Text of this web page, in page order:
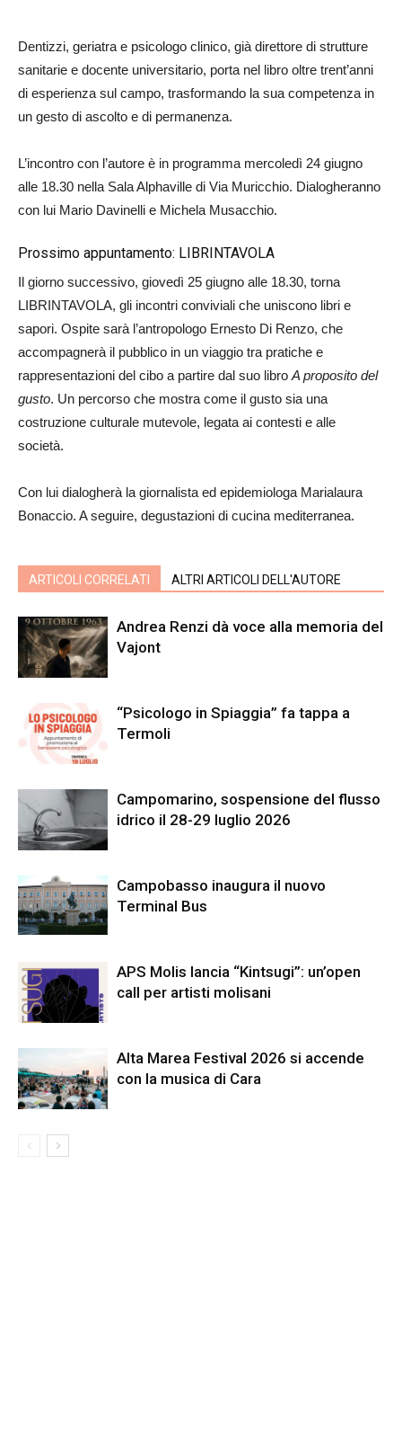
Dentizzi, geriatra e psicologo clinico, già direttore di strutture
sanitarie e docente universitario, porta nel libro oltre trent’anni
di esperienza sul campo, trasformando la sua competenza in
un gesto di ascolto e di permanenza.
L’incontro con l’autore è in programma mercoledì 24 giugno
alle 18.30 nella Sala Alphaville di Via Muricchio. Dialogheranno
con lui Mario Davinelli e Michela Musacchio.
Prossimo appuntamento: LIBRINTAVOLA
Il giorno successivo, giovedì 25 giugno alle 18.30, torna
LIBRINTAVOLA, gli incontri conviviali che uniscono libri e
sapori. Ospite sarà l’antropologo Ernesto Di Renzo, che
accompagnerà il pubblico in un viaggio tra pratiche e
rappresentazioni del cibo a partire dal suo libro A proposito del
gusto. Un percorso che mostra come il gusto sia una
costruzione culturale mutevole, legata ai contesti e alle
società.
Con lui dialogherà la giornalista ed epidemiologa Marialaura
Bonaccio. A seguire, degustazioni di cucina mediterranea.
ARTICOLI CORRELATI ALTRI ARTICOLI DELL'AUTORE
Andrea Renzi dà voce alla memoria del
Vajont
“Psicologo in Spiaggia” fa tappa a
Termoli
Campomarino, sospensione del flusso
idrico il 28-29 luglio 2026
Campobasso inaugura il nuovo
Terminal Bus
APS Molis lancia “Kintsugi”: un’open
call per artisti molisani
Alta Marea Festival 2026 si accende
con la musica di Cara